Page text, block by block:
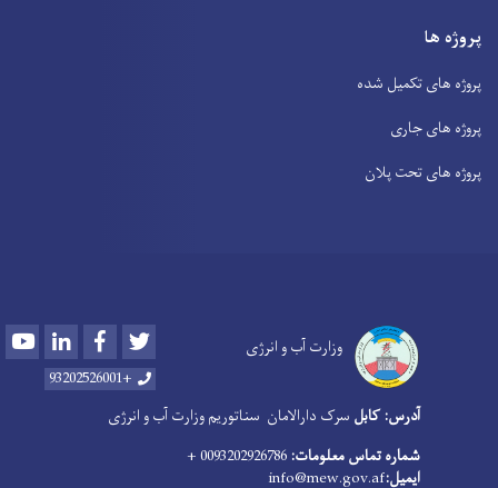
پروژه ها
پروژه های تکمیل شده
پروژه های جاری
پروژه های تحت پلان
وزارت آب و انرژی YoutubeLinkedInFacebook
+93202526001
آدرس: کابل سرک دارالامان سناتوریم وزارت آب و انرژی
شماره تماس معلومات:
ایمیل:info@mew.gov.af